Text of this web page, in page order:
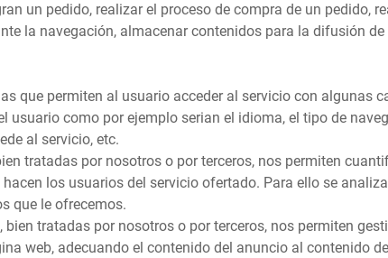
un pedido, realizar el proceso de compra de un pedido,
la navegación, almacenar contenidos para la difusión
que permiten al usuario acceder al servicio con algunas
usuario como por ejemplo serian el idioma, el tipo de
al servicio, etc.
tratadas por nosotros o por terceros, nos permiten
los usuarios del servicio ofertado. Para ello se
que le ofrecemos.
bien tratadas por nosotros o por terceros, nos permiten
web, adecuando el contenido del anuncio al contenido